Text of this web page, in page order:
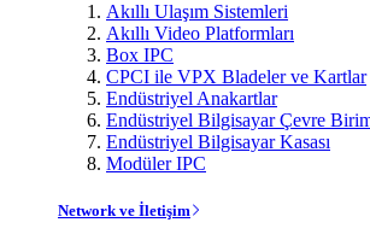
Akıllı Ulaşım Sistemleri
Akıllı Video Platformları
Box IPC
CPCI ile VPX Bladeler ve Kartlar
Endüstriyel Anakartlar
Endüstriyel Bilgisayar Çevre
Endüstriyel Bilgisayar Kasası
Modüler IPC
Network ve İletişim